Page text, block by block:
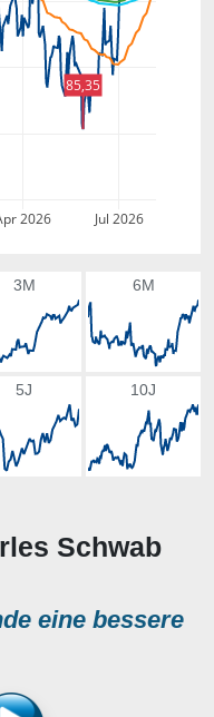
2026 Jul 2026
85,35
3M 6M
5J 10J
Schwab
eine bessere